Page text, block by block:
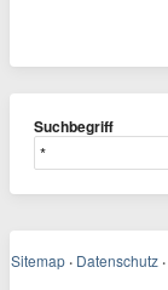
Suchbegriff
Sitemap · Datenschutz ·